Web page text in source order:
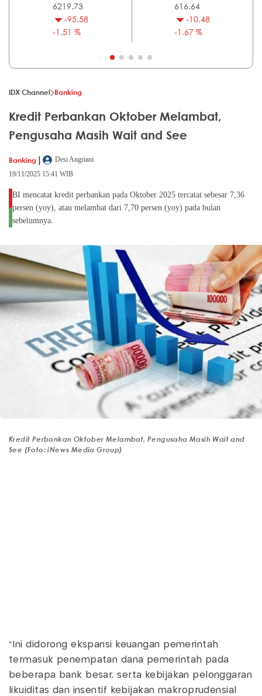
6219.73
-95.58
-1.51 %
616.64
-10.48
-1.67 %
IDX Channel Banking
Kredit Perbankan Oktober Melambat,
Pengusaha Masih Wait and See
Banking |
Desi Angriani
19/11/2025 15:41 WIB
BI mencatat kredit perbankan pada Oktober 2025 tercatat sebesar 7,36
persen (yoy), atau melambat dari 7,70 persen (yoy) pada bulan
sebelumnya.
Kredit Perbankan Oktober Melambat, Pengusaha Masih Wait and
See (Foto: iNews Media Group)
"Ini didorong ekspansi keuangan pemerintah
termasuk penempatan dana pemerintah pada
beberapa bank besar, serta kebijakan pelonggaran
likuiditas dan insentif kebijakan makroprudensial